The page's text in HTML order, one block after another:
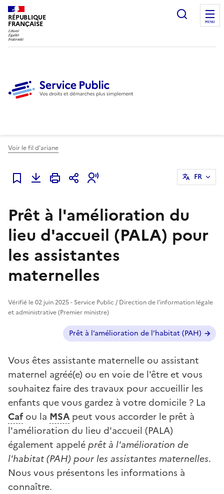
RÉPUBLIQUE
FRANÇAISE
Ouvrir
MENU
Voir le fil d'ariane
Ajouter à mes favoris
FR
Prêt à l'amélioration du
lieu d'accueil (PALA) pour
les assistantes
maternelles
Vérifié le 02 juin 2025 - Service Public / Direction de l'information légale
et administrative (Premier ministre)
Prêt à l’amélioration de l’habitat (PAH)
Vous êtes assistante maternelle ou assistant
maternel agréé(e) ou en voie de l'être et vous
souhaitez faire des travaux pour accueillir les
enfants que vous gardez à votre domicile ? La
Cafou la MSA peut vous accorder le prêt à
l'amélioration du lieu d'accueil (PALA)
également appeléprêt à l'amélioration de
l'habitat (PAH) pour les assistantes maternelles.
Nous vous présentons les informations à
connaître.